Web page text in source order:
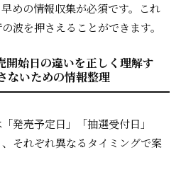
めの情報収集が必須です。これ
波を押さえることができます。
開始日の違いを正しく理解す
ないための情報整理
発売予定日」「抽選受付日」
、それぞれ異なるタイミングで案